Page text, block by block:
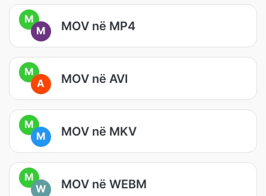
M
M
MOV në MP4
M
A
MOV në AVI
M
M
MOV në MKV
M
W
MOV në WEBM